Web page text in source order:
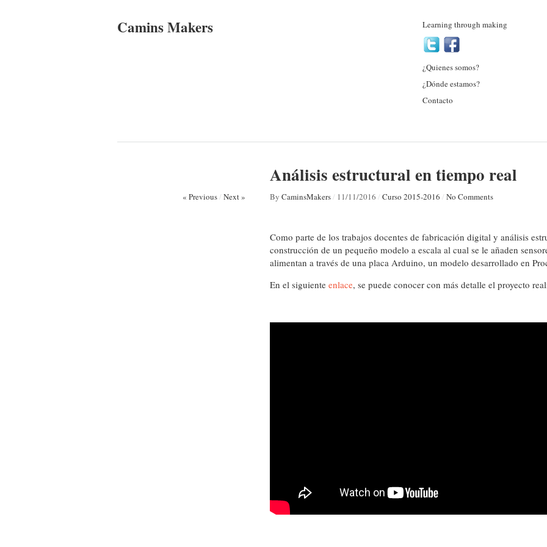
Camins Makers Learning through making
¿Quienes somos?
¿Dónde estamos?
Contacto
Análisis estructural en tiempo real
« Previous/ Next » By CaminsMakers/ 11/11/2016 / Curso 2015-2016 / No Comments
Como parte de los trabajos docentes de fabricación digital y análisis
construcción de un pequeño modelo a escala al cual se le añaden
alimentan a través de una placa Arduino, un modelo desarrollado en
En el siguiente enlace, se puede conocer con más detalle el proyecto